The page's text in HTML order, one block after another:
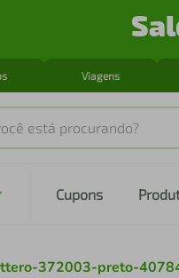
Viagens
está procurando?
Cupons
372003-preto-